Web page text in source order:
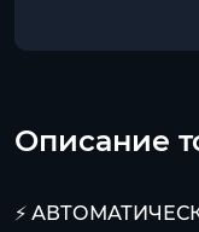
Описание
⚡️